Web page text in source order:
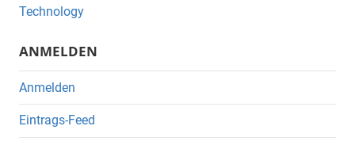
o
k
Technology
ANMELDEN
Anmelden
Eintrags-Feed